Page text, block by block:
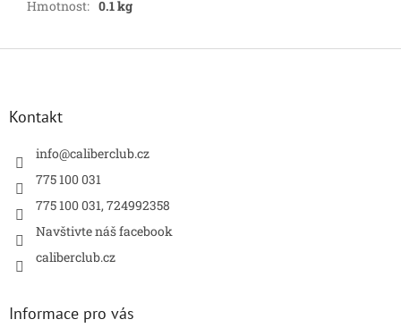
Hmotnost: 0.1 kg
Z
Kontakt
info@caliberclub.cz
775 100 031
775 100 031, 724992358
Navštivte náš facebook
caliberclub.cz
Informace pro vás